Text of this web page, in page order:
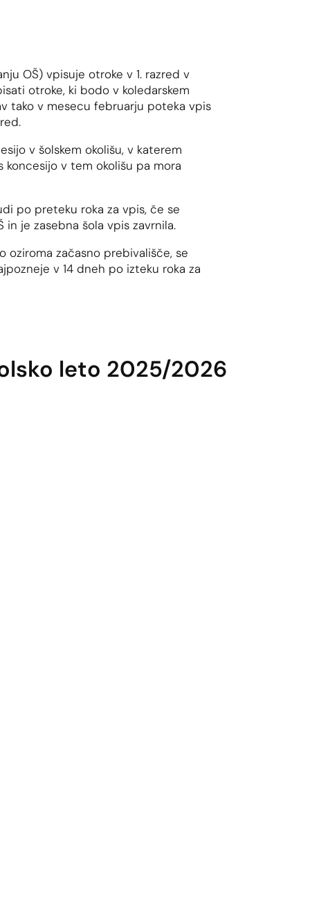
OŠ) vpisuje otroke v 1. razred v
otroke, ki bodo v koledarskem
tako v mesecu februarju poteka vpis
v šolskem okolišu, v katerem
koncesijo v tem okolišu pa mora
po preteku roka za vpis, če se
je zasebna šola vpis zavrnila.
oziroma začasno prebivališče, se
v 14 dneh po izteku roka za
leto 2025/2026